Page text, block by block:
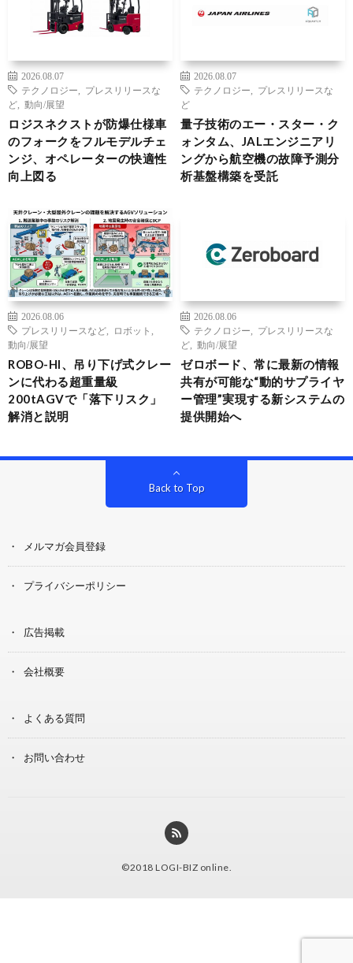
2026.08.07
テクノロジー
プレスリリースな
ど
動向/展望
ロジスネクストが防爆仕様車
のフォークをフルモデルチェ
ンジ、オペレーターの快適性
向上図る
2026.08.07
テクノロジー
プレスリリースな
ど
量子技術のエー・スター・ク
ォンタム、JALエンジニアリ
ングから航空機の故障予測分
析基盤構築を受託
2026.08.06
プレスリリースなど
ロボット
動向/展望
ROBO-HI、吊り下げ式クレー
ンに代わる超重量級
200tAGVで「落下リスク」
解消と説明
2026.08.06
テクノロジー
プレスリリースな
ど
動向/展望
ゼロボード、常に最新の情報
共有が可能な“動的サプライヤ
ー管理”実現する新システムの
提供開始へ
Back to Top
メルマガ会員登録
プライバシーポリシー
広告掲載
会社概要
よくある質問
お問い合わせ
©2018 LOGI-BIZ online